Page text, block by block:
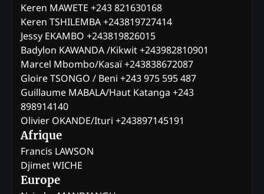
Keren MAWETE +243 821630168
Keren TSHILEMBA +243819727414
Jessy EKAMBO +243819826015
Badylon KAWANDA /Kikwit +243982810901
Marcel Mbombo/Kasaï +243838672087
Gloire TSONGO / Beni +243 975 595 487
Guillaume MABALA/Haut Katanga +243
898914140
Olivier OKANDE/Ituri +243897145191
Afrique
Francis LAWSON
Djimet WICHE
Europe